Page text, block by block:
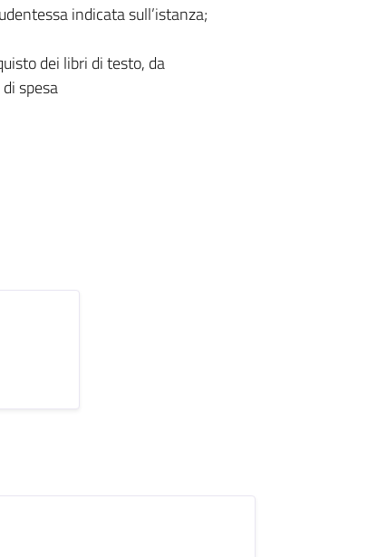
indicata sull’istanza;
dei libri di testo, da
spesa